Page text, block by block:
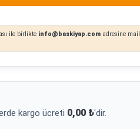
ile birlikte info@baskiyap.com adresine mail
kargo ücreti 0,00 ₺'dir.